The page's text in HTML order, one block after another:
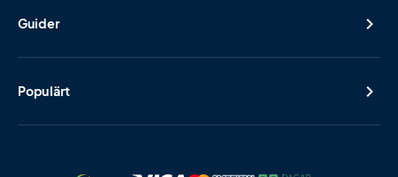
Guider
Populärt